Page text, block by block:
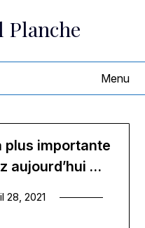
Planche
Menu
plus importante
aujourd’hui …
28, 2021